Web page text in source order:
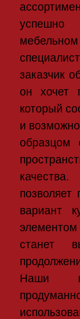
успешно
заказчик
он хочет
который
и
образцом
вариант
станет
Наши